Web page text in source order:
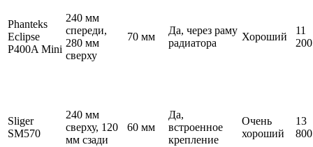
Phanteks
Eclipse
P400A Mini
240 мм
спереди,
280 мм
сверху
70 мм
Да, через раму
радиатора
Хороший
11
200
Sliger
SM570
240 мм
сверху, 120
мм сзади
60 мм
Да,
встроенное
крепление
Очень
хороший
13
800